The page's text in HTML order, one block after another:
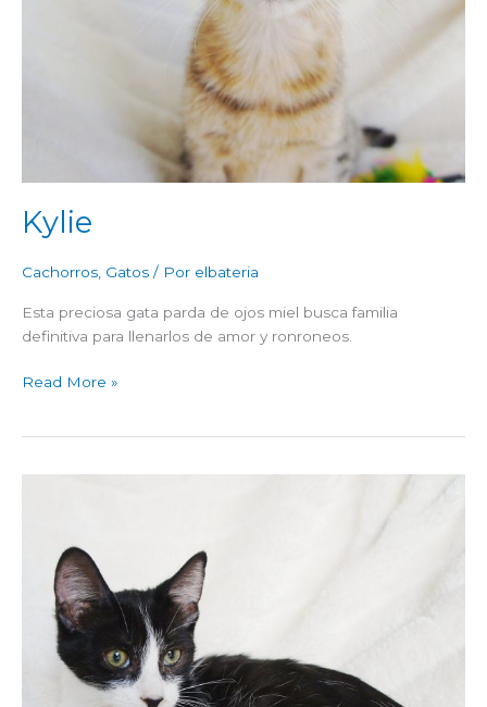
Kylie
Cachorros Gatos / Por elbateria
Esta preciosa gata parda de ojos miel busca familia
definitiva para llenarlos de amor y ronroneos.
Read More »